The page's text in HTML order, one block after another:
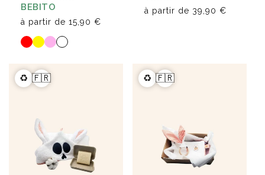
BEBITO
à partir de 15,90 €
à partir de 39,90 €
♻️ 🇫🇷 ♻️ 🇫🇷